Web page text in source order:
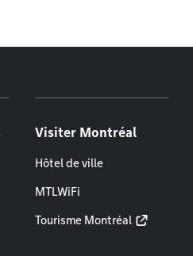
Visiter Montréal
Hôtel de ville
MTLWiFi
Tourisme Montréal